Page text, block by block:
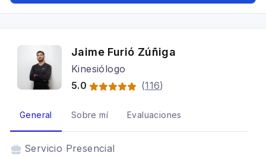
Jaime Furió Zúñiga
Kinesiólogo
5.0
(116)
General Sobre mí Evaluaciones
Servicio Presencial